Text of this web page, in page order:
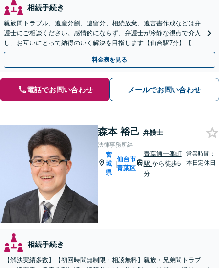
相続手続き
親族間トラブル、遺産分割、遺留分、相続放棄、遺言書作成などは弁
護士にご相談ください。感情的にならず、弁護士が冷静な視点で介入
し、お互いにとって納得のいく解決を目指します【仙台駅7分】【休
日・夜間相談可】
料金表を見る
電話でお問い合わせ メールでお問い合わせ
森本 裕己 弁護士
法律事務所絆
宮
城
県
|
仙台市
青葉区
青葉通一番町
駅 から徒歩5
分
営業時間：
本日定休日
相続手続き
【解決実績多数】【初回時間無制限・相談無料】親族・兄弟間トラブ